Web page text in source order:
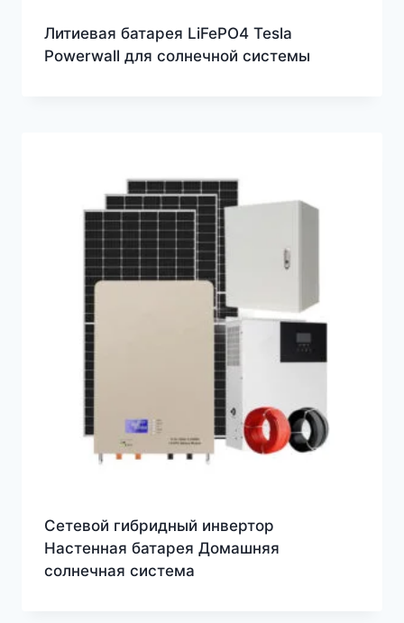
Литиевая батарея LiFePO4 Tesla
Powerwall для солнечной системы
Сетевой гибридный инвертор
Настенная батарея Домашняя
солнечная система